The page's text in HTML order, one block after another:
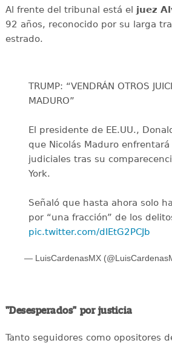
Al frente del tribunal está el juez
92 años, reconocido por su larga
estrado.
TRUMP: “VENDRÁN OTROS
MADURO”
El presidente de EE.UU.,
que Nicolás Maduro
judiciales tras su
York.
Señaló que hasta ahora solo
por “una fracción” de los
pic.twitter.com/dIEtG2PCJb
— LuisCardenasMX
"Desesperados" por justicia
Tanto seguidores como opositores